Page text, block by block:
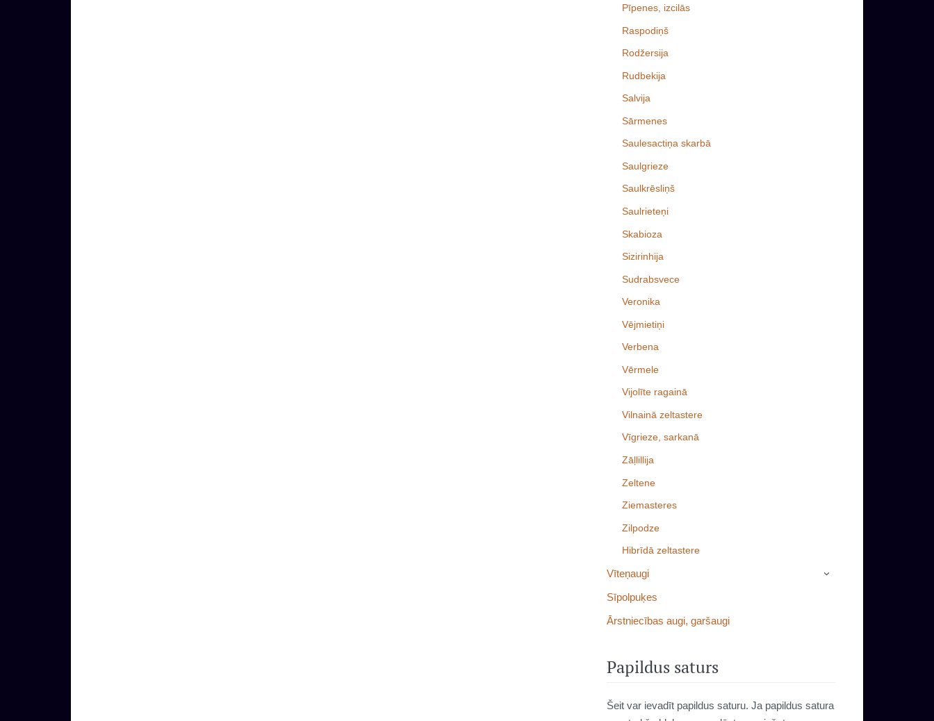
Pīpenes, izcilās
Raspodiņš
Rodžersija
Rudbekija
Salvija
Sārmenes
Saulesactiņa skarbā
Saulgrieze
Saulkrēsliņš
Saulrieteņi
Skabioza
Sizirinhija
Sudrabsvece
Veronika
Vējmietiņi
Verbena
Vērmele
Vijolīte ragainā
Vilnainā zeltastere
Vīgrieze, sarkanā
Zāļlillija
Zeltene
Ziemasteres
Zilpodze
Hibrīdā zeltastere
Vīteņaugi ›
Sīpolpuķes
Ārstniecības augi, garšaugi
Papildus saturs
Šeit var ievadīt papildus saturu. Ja papildus satura